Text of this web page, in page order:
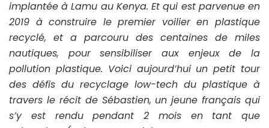
implantée à Lamu au Kenya. Et qui est parvenue en
2019 à construire le premier voilier en plastique
recyclé, et a parcouru des centaines de miles
nautiques, pour sensibiliser aux enjeux de la
pollution plastique. Voici aujourd’hui un petit tour
des défis du recyclage low-tech du plastique à
travers le récit de Sébastien, un jeune français qui
s’y est rendu pendant 2 mois en tant que